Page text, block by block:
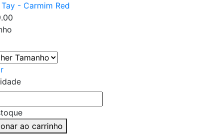
- Carmim Red
ao carrinho